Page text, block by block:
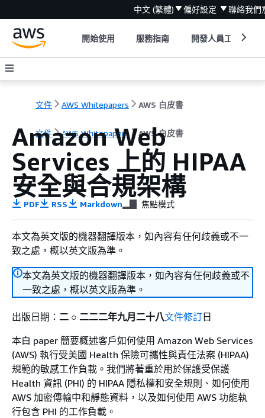
中文 (繁體) 偏好設定 聯絡我們
開始使用 服務指南 開發人員工具
文件 AWS Whitepapers AWS 白皮書
文件 AWS Whitepapers AWS 白皮書
Amazon Web
Services 上的 HIPAA
安全與合規架構
PDF RSS Markdown 焦點模式
本文為英文版的機器翻譯版本，如內容有任何歧義或不一
致之處，概以英文版為準。
本文為英文版的機器翻譯版本，如內容有任何歧義或不
一致之處，概以英文版為準。
出版日期： 二 ○ 二二二年九月二十八文件修訂 日
本白 paper 簡要概述客戶如何使用 Amazon Web Services
(AWS) 執行受美國 Health 保險可攜性與責任法案 (HIPAA)
規範的敏感工作負載。我們將著重於用於保護受保護
Health 資訊 (PHI) 的 HIPAA 隱私權和安全規則、如何使用
AWS 加密傳輸中和靜態資料，以及如何使用 AWS 功能執
行包含 PHI 的工作負載。